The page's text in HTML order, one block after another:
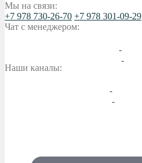
Мы на связи:
+7 978 730-26-70 +7 978 301-09-29
Чат с менеджером:
Наши каналы: